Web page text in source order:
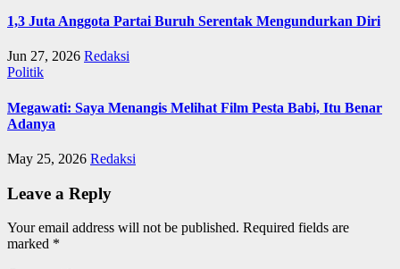
1,3 Juta Anggota Partai Buruh Serentak Mengundurkan Diri
Jun 27, 2026 Redaksi
Politik
Megawati: Saya Menangis Melihat Film Pesta Babi, Itu Benar
Adanya
May 25, 2026 Redaksi
Leave a Reply
Your email address will not be published. Required fields are
marked *